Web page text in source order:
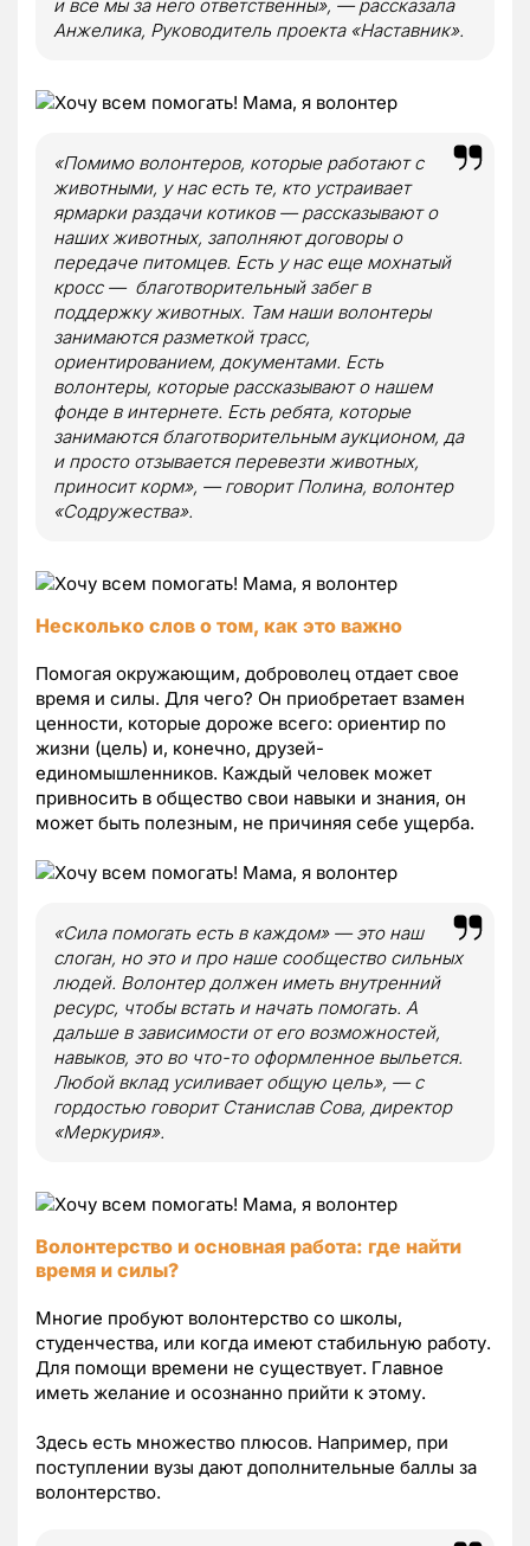
и все мы за него ответственны», — рассказала
Анжелика, Руководитель проекта «Наставник».
«Помимо волонтеров, которые работают с
животными, у нас есть те, кто устраивает
ярмарки раздачи котиков — рассказывают о
наших животных, заполняют договоры о
передаче питомцев. Есть у нас еще мохнатый
кросс — благотворительный забег в
поддержку животных. Там наши волонтеры
занимаются разметкой трасс,
ориентированием, документами. Есть
волонтеры, которые рассказывают о нашем
фонде в интернете. Есть ребята, которые
занимаются благотворительным аукционом, да
и просто отзывается перевезти животных,
приносит корм», — говорит Полина, волонтер
«Содружества».
Несколько слов о том, как это важно
Помогая окружающим, доброволец отдает свое
время и силы. Для чего? Он приобретает взамен
ценности, которые дороже всего: ориентир по
жизни (цель) и, конечно, друзей-
единомышленников. Каждый человек может
привносить в общество свои навыки и знания, он
может быть полезным, не причиняя себе ущерба.
«Сила помогать есть в каждом» — это наш
слоган, но это и про наше сообщество сильных
людей. Волонтер должен иметь внутренний
ресурс, чтобы встать и начать помогать. А
дальше в зависимости от его возможностей,
навыков, это во что-то оформленное выльется.
Любой вклад усиливает общую цель», — с
гордостью говорит Станислав Сова, директор
«Меркурия».
Волонтерство и основная работа: где найти
время и силы?
Многие пробуют волонтерство со школы,
студенчества, или когда имеют стабильную работу.
Для помощи времени не существует. Главное
иметь желание и осознанно прийти к этому.
Здесь есть множество плюсов. Например, при
поступлении вузы дают дополнительные баллы за
волонтерство.